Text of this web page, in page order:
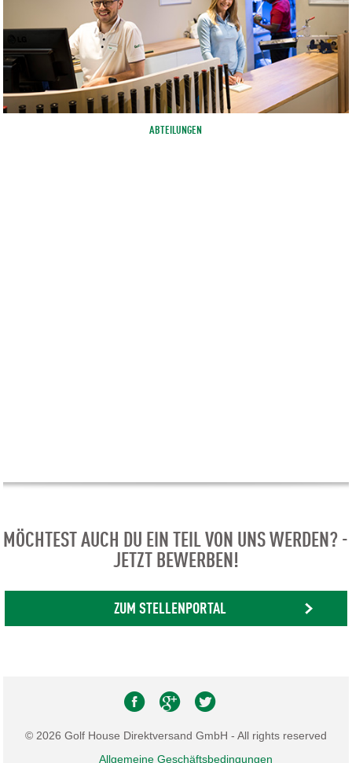
ABTEILUNGEN
MÖCHTEST AUCH DU EIN TEIL VON UNS WERDEN? -
JETZT BEWERBEN!
ZUM STELLENPORTAL
© 2026 Golf House Direktversand GmbH - All rights reserved
Allgemeine Geschäftsbedingungen